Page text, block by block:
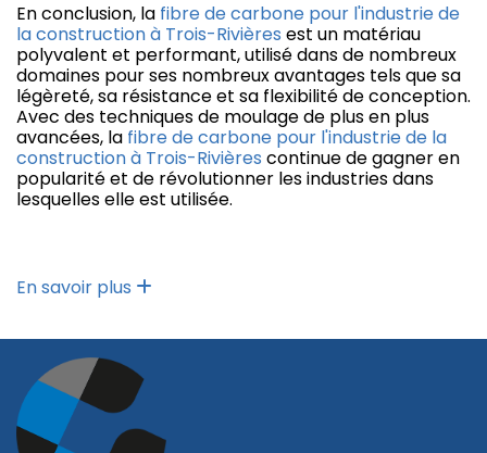
En conclusion, la fibre de carbone pour l'industrie de
la construction à Trois-Rivières est un matériau
polyvalent et performant, utilisé dans de nombreux
domaines pour ses nombreux avantages tels que sa
légèreté, sa résistance et sa flexibilité de conception.
Avec des techniques de moulage de plus en plus
avancées, la fibre de carbone pour l'industrie de la
construction à Trois-Rivières continue de gagner en
popularité et de révolutionner les industries dans
lesquelles elle est utilisée.
En savoir plus